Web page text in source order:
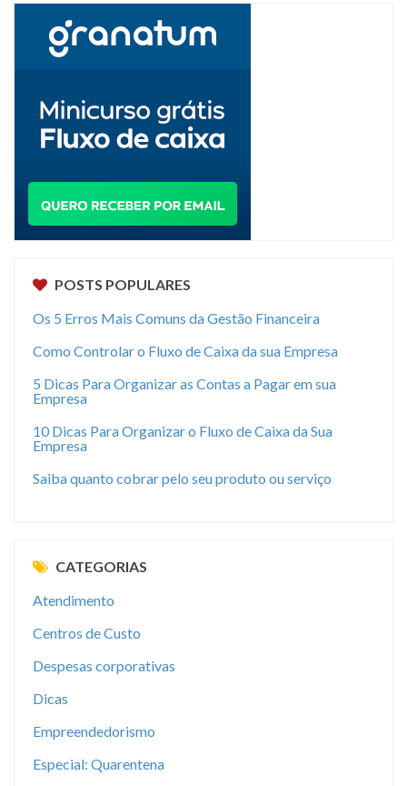
POSTS POPULARES
Os 5 Erros Mais Comuns da Gestão Financeira
Como Controlar o Fluxo de Caixa da sua Empresa
5 Dicas Para Organizar as Contas a Pagar em sua
Empresa
10 Dicas Para Organizar o Fluxo de Caixa da Sua
Empresa
Saiba quanto cobrar pelo seu produto ou serviço
CATEGORIAS
Atendimento
Centros de Custo
Despesas corporativas
Dicas
Empreendedorismo
Especial: Quarentena